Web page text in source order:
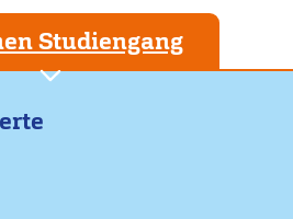
Studiengang